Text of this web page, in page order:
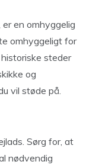
en omhyggelig
omhyggeligt for
steder
og
vil støde på.
Sørg for, at
nødvendig